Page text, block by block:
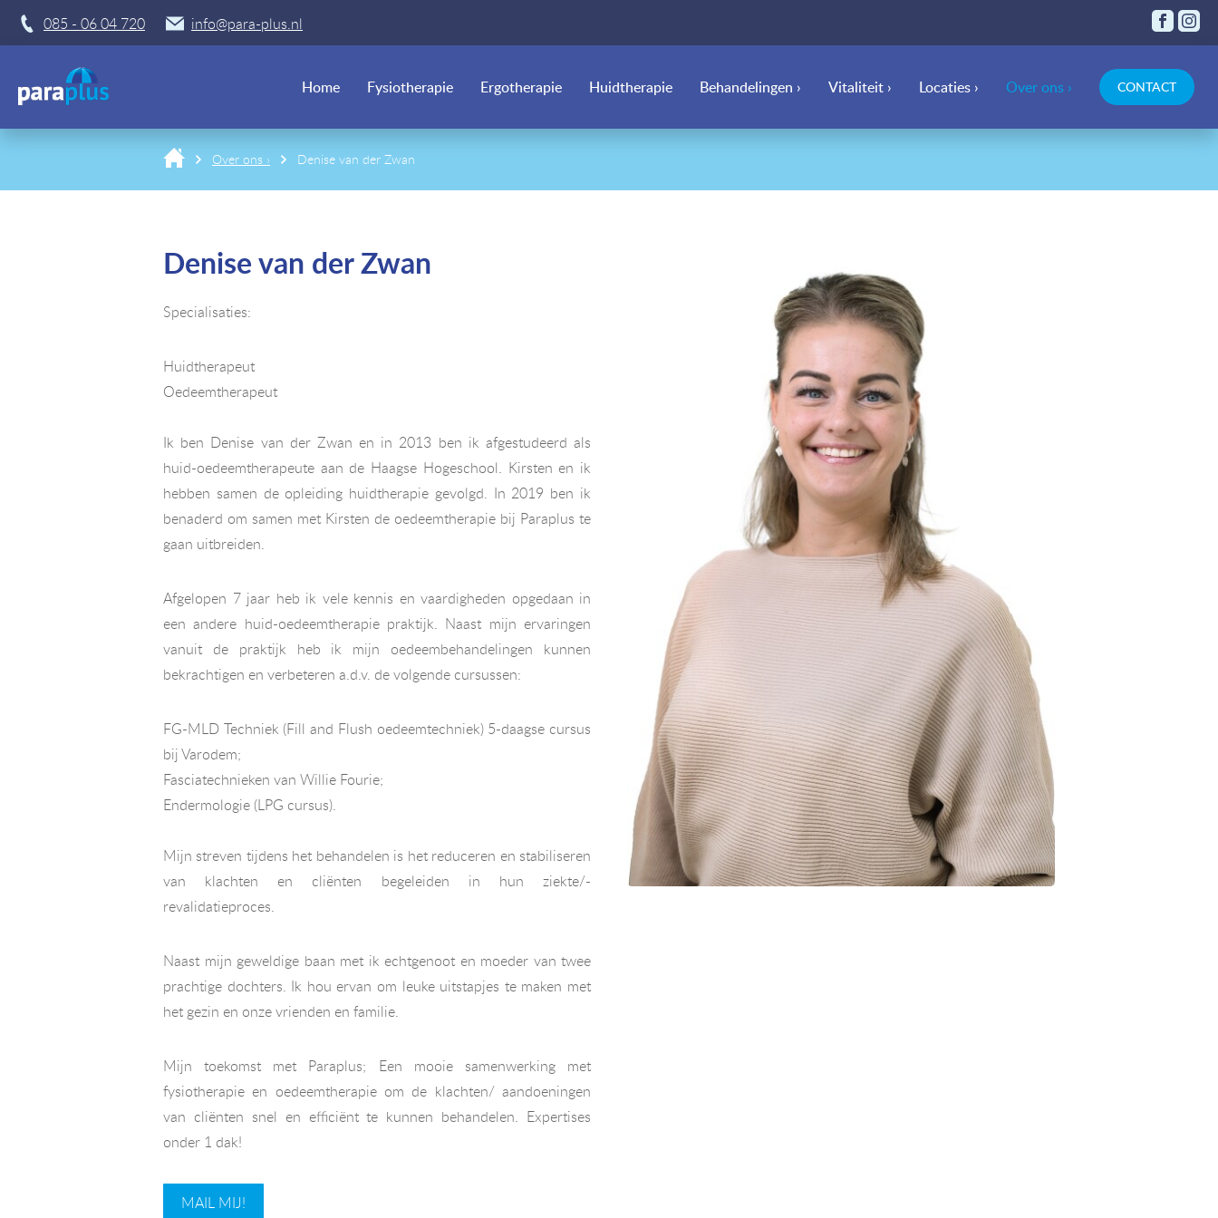
085 - 06 04 720 info@para-plus.nl
Home Fysiotherapie Ergotherapie Huidtherapie Behandelingen › Vitaliteit › Locaties › Over ons › CONTACT
Over ons › Denise van der Zwan
Denise van der Zwan
Specialisaties:
Huidtherapeut
Oedeemtherapeut
Ik ben Denise van der Zwan en in 2013 ben ik afgestudeerd als
huid-oedeemtherapeute aan de Haagse Hogeschool. Kirsten en ik
hebben samen de opleiding huidtherapie gevolgd. In 2019 ben ik
benaderd om samen met Kirsten de oedeemtherapie bij Paraplus te
gaan uitbreiden.
Afgelopen 7 jaar heb ik vele kennis en vaardigheden opgedaan in
een andere huid-oedeemtherapie praktijk. Naast mijn ervaringen
vanuit de praktijk heb ik mijn oedeembehandelingen kunnen
bekrachtigen en verbeteren a.d.v. de volgende cursussen:
FG-MLD Techniek (Fill and Flush oedeemtechniek) 5-daagse cursus
bij Varodem;
Fasciatechnieken van Willie Fourie;
Endermologie (LPG cursus).
Mijn streven tijdens het behandelen is het reduceren en stabiliseren
van klachten en cliënten begeleiden in hun ziekte/-
revalidatieproces.
Naast mijn geweldige baan met ik echtgenoot en moeder van twee
prachtige dochters. Ik hou ervan om leuke uitstapjes te maken met
het gezin en onze vrienden en familie.
Mijn toekomst met Paraplus; Een mooie samenwerking met
fysiotherapie en oedeemtherapie om de klachten/ aandoeningen
van cliënten snel en efficiënt te kunnen behandelen. Expertises
onder 1 dak!
MAIL MIJ!